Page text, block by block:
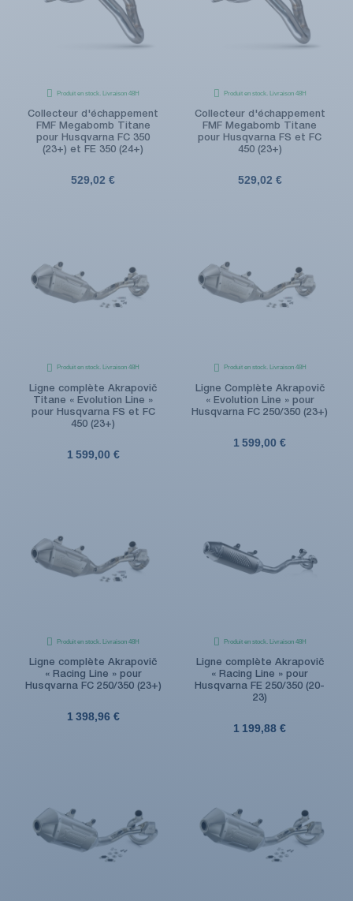
Produit en stock. Livraison 48H
Collecteur d'échappement
FMF Megabomb Titane
pour Husqvarna FC 350
(23+) et FE 350 (24+)
529,02 €
Produit en stock. Livraison 48H
Collecteur d'échappement
FMF Megabomb Titane
pour Husqvarna FS et FC
450 (23+)
529,02 €
Produit en stock. Livraison 48H
Ligne complète Akrapovič
Titane « Evolution Line »
pour Husqvarna FS et FC
450 (23+)
1 599,00 €
Produit en stock. Livraison 48H
Ligne Complète Akrapovič
« Evolution Line » pour
Husqvarna FC 250/350 (23+)
1 599,00 €
Produit en stock. Livraison 48H
Ligne complète Akrapovič
« Racing Line » pour
Husqvarna FC 250/350 (23+)
1 398,96 €
Produit en stock. Livraison 48H
Ligne complète Akrapovič
« Racing Line » pour
Husqvarna FE 250/350 (20-
23)
1 199,88 €